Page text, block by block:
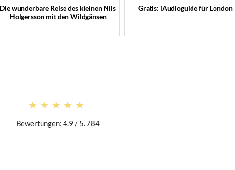
Die wunderbare Reise des kleinen Nils
Holgersson mit den Wildgänsen
Gratis: iAudioguide für London
★★★★★
★★★★★
Bewertungen: 4.9 / 5. 784